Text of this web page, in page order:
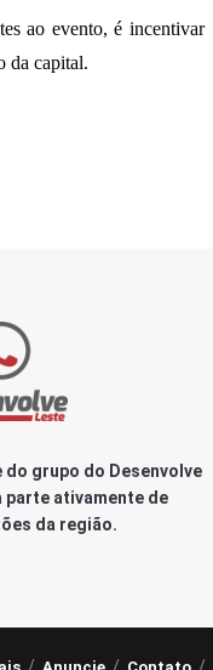
ao evento, é incentivar
da capital.
do grupo do Desenvolve
parte ativamente de
da região.